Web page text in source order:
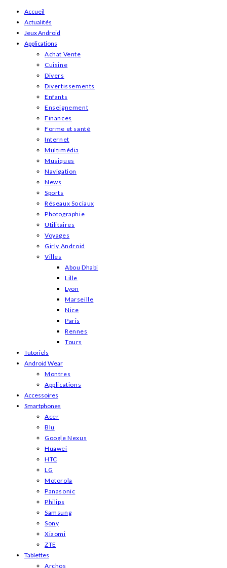
Skip
content
Accueil
Actualités
Jeux Android
Applications
Achat Vente
Cuisine
Divers
Divertissements
Enfants
Enseignement
Finances
Forme et santé
Internet
Multimédia
Musiques
Navigation
News
Sports
Réseaux Sociaux
Photographie
Utilitaires
Voyages
Girly Android
Villes
Abou Dhabi
Lille
Lyon
Marseille
Nice
Paris
Rennes
Tours
Tutoriels
Android Wear
Montres
Applications
Accessoires
Smartphones
Acer
Blu
Google Nexus
Huawei
HTC
LG
Motorola
Panasonic
Philips
Samsung
Sony
Xiaomi
ZTE
Tablettes
Archos